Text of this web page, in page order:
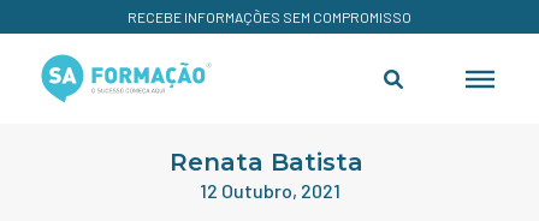
RECEBE INFORMAÇÕES SEM COMPROMISSO
Renata Batista
12 Outubro, 2021